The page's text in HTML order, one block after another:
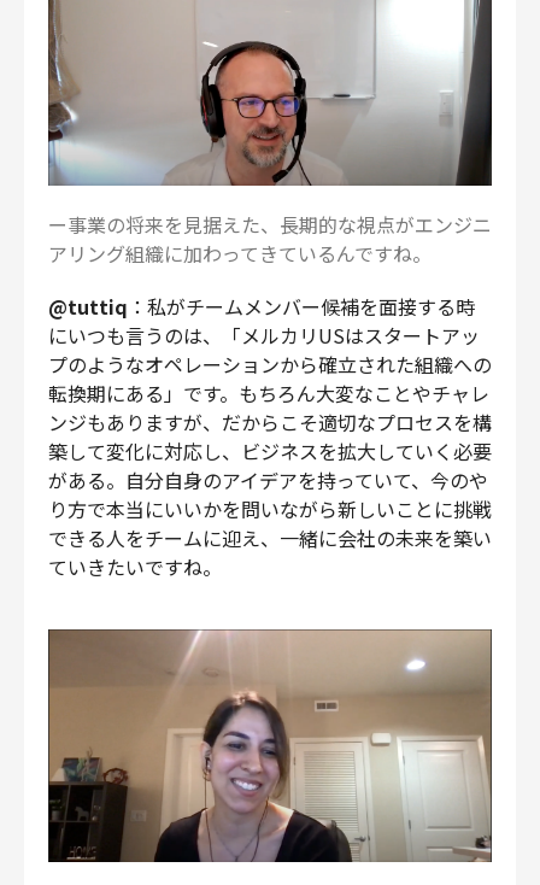
ー事業の将来を見据えた、長期的な視点がエンジニ
アリング組織に加わってきているんですね。
@tuttiq ：私がチームメンバー候補を面接する時
にいつも言うのは、「メルカリUSはスタートアッ
プのようなオペレーションから確立された組織への
転換期にある」です。もちろん大変なことやチャレ
ンジもありますが、だからこそ適切なプロセスを構
築して変化に対応し、ビジネスを拡大していく必要
がある。自分自身のアイデアを持っていて、今のや
り方で本当にいいかを問いながら新しいことに挑戦
できる人をチームに迎え、一緒に会社の未来を築い
ていきたいですね。